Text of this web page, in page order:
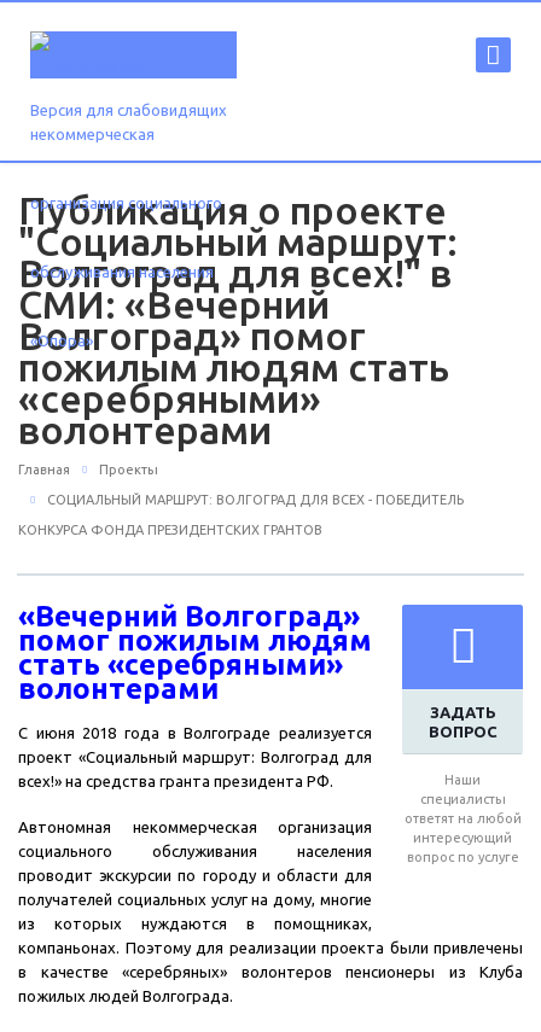
Версия для слабовидящих
Публикация о проекте
"Социальный маршрут:
Волгоград для всех!" в
СМИ: «Вечерний
Волгоград» помог
пожилым людям стать
«серебряными»
волонтерами
Главная Проекты
СОЦИАЛЬНЫЙ МАРШРУТ: ВОЛГОГРАД ДЛЯ ВСЕХ - ПОБЕДИТЕЛЬ
КОНКУРСА ФОНДА ПРЕЗИДЕНТСКИХ ГРАНТОВ
ЗАДАТЬ
ВОПРОС
Наши
специалисты
ответят на любой
интересующий
вопрос по услуге
«Вечерний Волгоград»
помог пожилым людям
стать «серебряными»
волонтерами
С июня 2018 года в Волгограде реализуется
проект «Социальный маршрут: Волгоград для
всех!» на средства гранта президента РФ.
Автономная некоммерческая организация
социального обслуживания населения
проводит экскурсии по городу и области для
получателей социальных услуг на дому, многие
из которых нуждаются в помощниках,
компаньонах. Поэтому для реализации проекта были привлечены
в качестве «серебряных» волонтеров пенсионеры из Клуба
пожилых людей Волгограда.